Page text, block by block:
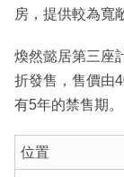
房，提供較為寬
煥然懿居第三座
折發售，售價由
有5年的禁售期。
位置